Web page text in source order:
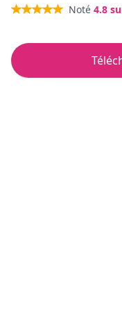
Noté 4.8